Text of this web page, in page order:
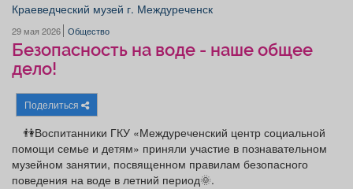
Работа Компании
Афиша Обучение Проекты
Краеведческий музей г. Междуреченск
29 мая 2026 Общество
Безопасность на воде - наше общее
дело!
Поделиться
👫Воспитанники ГКУ «Междуреченский центр социальной
помощи семье и детям» приняли участие в познавательном
музейном занятии, посвященном правилам безопасного
поведения на воде в летний период🌞.